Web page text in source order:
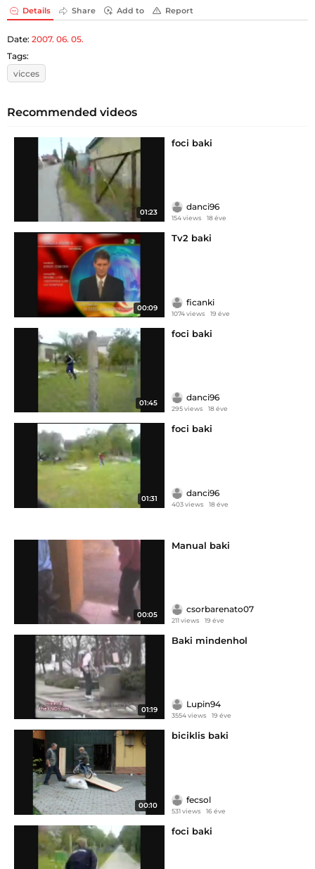
Details Share Add to Report
Date: 2007. 06. 05.
Tags:
vicces
Recommended videos
01:23
foci baki
danci96
154 views 18 éve
00:09
Tv2 baki
ficanki
1074 views 19 éve
01:45
foci baki
danci96
295 views 18 éve
01:31
foci baki
danci96
403 views 18 éve
00:05
Manual baki
csorbarenato07
211 views 19 éve
01:19
Baki mindenhol
Lupin94
3554 views 19 éve
00:10
biciklis baki
fecsol
531 views 16 éve
foci baki